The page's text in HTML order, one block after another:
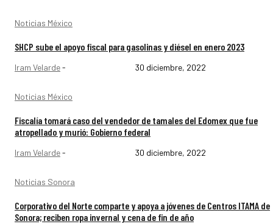
Noticias México
SHCP sube el apoyo fiscal para gasolinas y diésel en enero 2023
Iram Velarde- 30 diciembre, 2022
Noticias México
Fiscalía tomará caso del vendedor de tamales del Edomex que fue
atropellado y murió: Gobierno federal
Iram Velarde- 30 diciembre, 2022
Noticias Sonora
Corporativo del Norte comparte y apoya a jóvenes de Centros ITAMA de
Sonora; reciben ropa invernal y cena de fin de año